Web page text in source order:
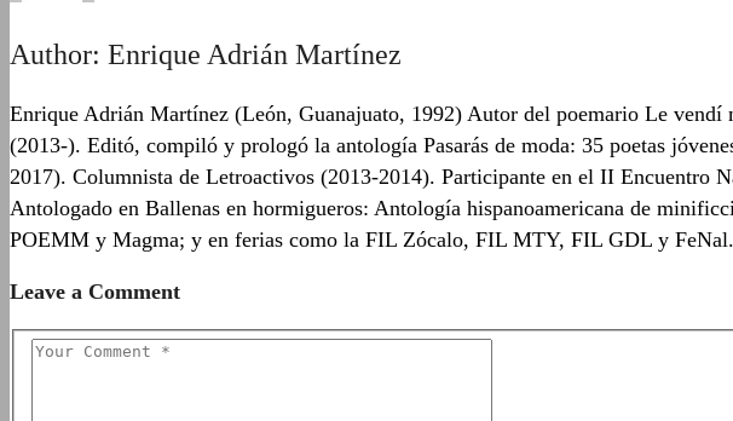
Author: Enrique Adrián Martínez
Enrique Adrián Martínez (León, Guanajuato, 1992) Autor del poemario Le
(2013-). Editó, compiló y prologó la antología Pasarás de moda: 35 poetas
2017). Columnista de Letroactivos (2013-2014). Participante en el II Encuentro
Antologado en Ballenas en hormigueros: Antología hispanoamericana de
POEMM y Magma; y en ferias como la FIL Zócalo, FIL MTY, FIL GDL y FeNal.
Leave a Comment